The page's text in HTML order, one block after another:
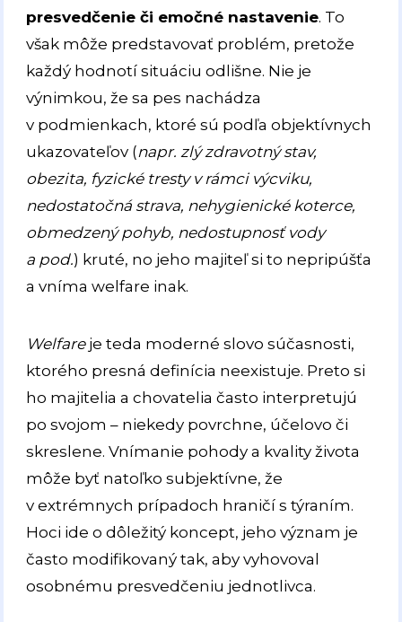
presvedčenie či emočné nastavenie. To
však môže predstavovať problém, pretože
každý hodnotí situáciu odlišne. Nie je
výnimkou, že sa pes nachádza
v podmienkach, ktoré sú podľa objektívnych
ukazovateľov (napr. zlý zdravotný stav,
obezita, fyzické tresty v rámci výcviku,
nedostatočná strava, nehygienické koterce,
obmedzený pohyb, nedostupnosť vody
a pod.) kruté, no jeho majiteľ si to nepripúšťa
a vníma welfare inak.
Welfareje teda moderné slovo súčasnosti,
ktorého presná definícia neexistuje. Preto si
ho majitelia a chovatelia často interpretujú
po svojom – niekedy povrchne, účelovo či
skreslene. Vnímanie pohody a kvality života
môže byť natoľko subjektívne, že
v extrémnych prípadoch hraničí s týraním.
Hoci ide o dôležitý koncept, jeho význam je
často modifikovaný tak, aby vyhovoval
osobnému presvedčeniu jednotlivca.